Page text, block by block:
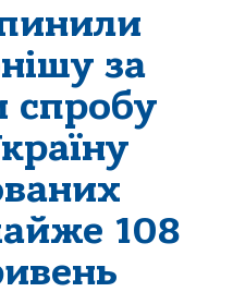
за
спробу
108